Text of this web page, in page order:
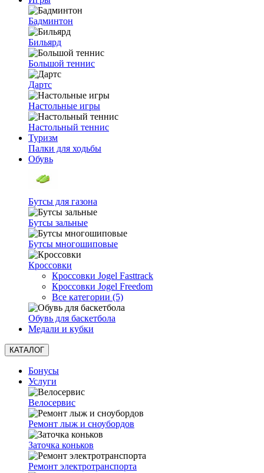
Бадминтон
Бильярд
Большой теннис
Дартс
Настольные игры
Настольный теннис
Туризм
Палки для ходьбы
Обувь
Бутсы для газона
Бутсы зальные
Бутсы многошиповые
Кроссовки
Кроссовки Jogel Fasttrack
Кроссовки Jogel Freedom
Все категории (5)
Обувь для баскетбола
Медали и кубки
КАТАЛОГ
Бонусы
Услуги
Велосервис
Ремонт лыж и сноубордов
Заточка коньков
Ремонт электротранспорта